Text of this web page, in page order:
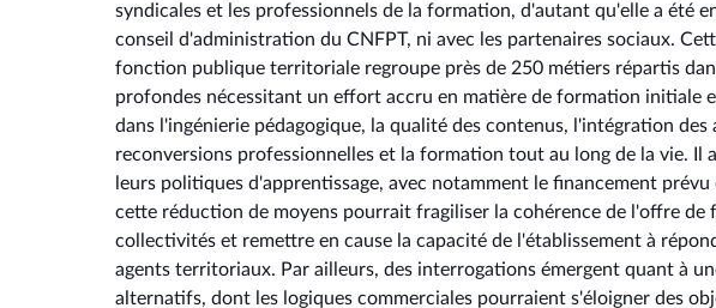
syndicales et les professionnels de la formation, d'autant qu'elle a été
conseil d'administration du CNFPT, ni avec les partenaires sociaux.
fonction publique territoriale regroupe près de 250 métiers répartis
profondes nécessitant un effort accru en matière de formation initiale
dans l'ingénierie pédagogique, la qualité des contenus, l'intégration des
reconversions professionnelles et la formation tout au long de la vie. Il
leurs politiques d'apprentissage, avec notamment le financement
cette réduction de moyens pourrait fragiliser la cohérence de l'offre
collectivités et remettre en cause la capacité de l'établissement à
agents territoriaux. Par ailleurs, des interrogations émergent quant à
alternatifs, dont les logiques commerciales pourraient s'éloigner des